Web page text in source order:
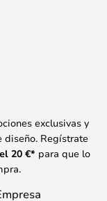
exclusivas y
diseño. Regístrate
20 €* para que lo